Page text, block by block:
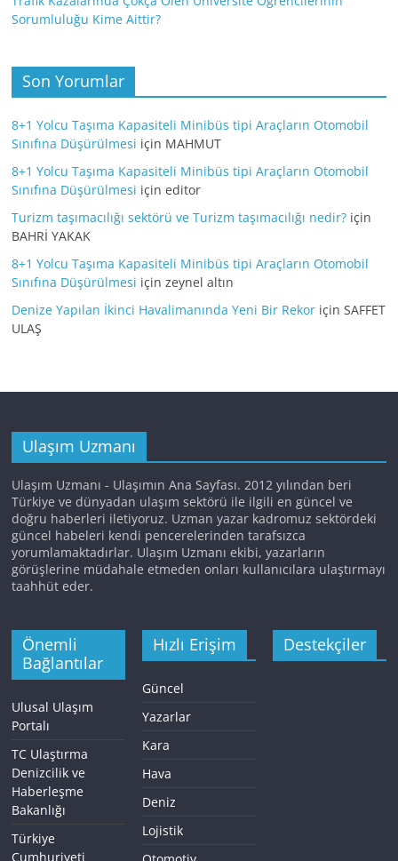
Sorumluluğu Kime Aittir?
Son Yorumlar
8+1 Yolcu Taşıma Kapasiteli Minibüs tipi Araçların Otomobil
Sınıfına Düşürülmesi için MAHMUT
8+1 Yolcu Taşıma Kapasiteli Minibüs tipi Araçların Otomobil
Sınıfına Düşürülmesi içineditor
Turizm taşımacılığı sektörü ve Turizm taşımacılığı nedir? için
BAHRİ YAKAK
8+1 Yolcu Taşıma Kapasiteli Minibüs tipi Araçların Otomobil
Sınıfına Düşürülmesi içinzeynel altın
Denize Yapılan İkinci Havalimanında Yeni Bir Rekor içinSAFFET
ULAŞ
Ulaşım Uzmanı
Ulaşım Uzmanı - Ulaşımın Ana Sayfası. 2012 yılından beri
Türkiye ve dünyadan ulaşım sektörü ile ilgili en güncel ve
doğru haberleri iletiyoruz. Uzman yazar kadromuz sektördeki
güncel habeleri kendi pencerelerinden tarafsızca
yorumlamaktadırlar. Ulaşım Uzmanı ekibi, yazarların
görüşlerine müdahale etmeden onları kullanıcılara ulaştırmayı
taahhüt eder.
Önemli
Bağlantılar
Ulusal Ulaşım
Portalı
TC Ulaştırma
Denizcilik ve
Haberleşme
Bakanlığı
Türkiye
Cumhuriyeti
Hızlı Erişim
Güncel
Yazarlar
Kara
Hava
Deniz
Lojistik
Destekçiler